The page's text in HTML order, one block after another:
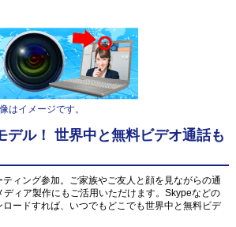
はイメージです。
デル！ 世界中と無料ビデオ通話も
ィング参加。ご家族やご友人と顔を見ながらの通
ィア製作にもご活用いただけます。Skypeなどの
ードすれば、いつでもどこでも世界中と無料ビデ